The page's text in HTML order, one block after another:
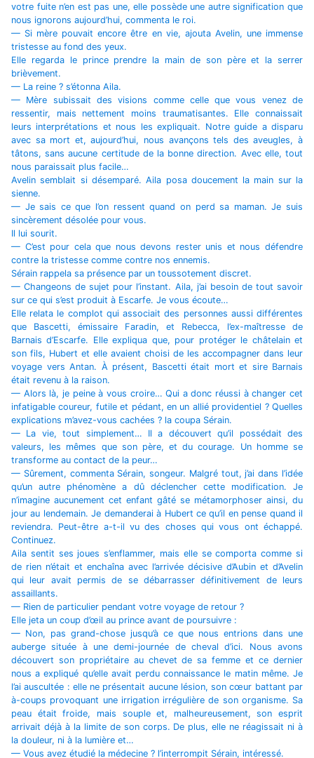
votre fuite n’en est pas une, elle possède une autre signification que
nous ignorons aujourd’hui, commenta le roi.
— Si mère pouvait encore être en vie, ajouta Avelin, une immense
tristesse au fond des yeux.
Elle regarda le prince prendre la main de son père et la serrer
brièvement.
— La reine ? s’étonna Aila.
— Mère subissait des visions comme celle que vous venez de
ressentir, mais nettement moins traumatisantes. Elle connaissait
leurs interprétations et nous les expliquait. Notre guide a disparu
avec sa mort et, aujourd’hui, nous avançons tels des aveugles, à
tâtons, sans aucune certitude de la bonne direction. Avec elle, tout
nous paraissait plus facile…
Avelin semblait si désemparé. Aila posa doucement la main sur la
sienne.
— Je sais ce que l’on ressent quand on perd sa maman. Je suis
sincèrement désolée pour vous.
Il lui sourit.
— C’est pour cela que nous devons rester unis et nous défendre
contre la tristesse comme contre nos ennemis.
Sérain rappela sa présence par un toussotement discret.
— Changeons de sujet pour l’instant. Aila, j’ai besoin de tout savoir
sur ce qui s’est produit à Escarfe. Je vous écoute…
Elle relata le complot qui associait des personnes aussi différentes
que Bascetti, émissaire Faradin, et Rebecca, l’ex-maîtresse de
Barnais d’Escarfe. Elle expliqua que, pour protéger le châtelain et
son fils, Hubert et elle avaient choisi de les accompagner dans leur
voyage vers Antan. À présent, Bascetti était mort et sire Barnais
était revenu à la raison.
— Alors là, je peine à vous croire… Qui a donc réussi à changer cet
infatigable coureur, futile et pédant, en un allié providentiel ? Quelles
explications m’avez-vous cachées ? la coupa Sérain.
— La vie, tout simplement… Il a découvert qu’il possédait des
valeurs, les mêmes que son père, et du courage. Un homme se
transforme au contact de la peur…
— Sûrement, commenta Sérain, songeur. Malgré tout, j’ai dans l’idée
qu’un autre phénomène a dû déclencher cette modification. Je
n’imagine aucunement cet enfant gâté se métamorphoser ainsi, du
jour au lendemain. Je demanderai à Hubert ce qu’il en pense quand il
reviendra. Peut-être a-t-il vu des choses qui vous ont échappé.
Continuez.
Aila sentit ses joues s’enflammer, mais elle se comporta comme si
de rien n’était et enchaîna avec l’arrivée décisive d’Aubin et d’Avelin
qui leur avait permis de se débarrasser définitivement de leurs
assaillants.
— Rien de particulier pendant votre voyage de retour ?
Elle jeta un coup d’œil au prince avant de poursuivre :
— Non, pas grand-chose jusqu’à ce que nous entrions dans une
auberge située à une demi-journée de cheval d’ici. Nous avons
découvert son propriétaire au chevet de sa femme et ce dernier
nous a expliqué qu’elle avait perdu connaissance le matin même. Je
l’ai auscultée : elle ne présentait aucune lésion, son cœur battant par
à-coups provoquant une irrigation irrégulière de son organisme. Sa
peau était froide, mais souple et, malheureusement, son esprit
arrivait déjà à la limite de son corps. De plus, elle ne réagissait ni à
la douleur, ni à la lumière et…
— Vous avez étudié la médecine ? l’interrompit Sérain, intéressé.